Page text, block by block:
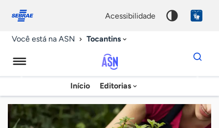
conosco
acessibilidade
Você está na ASN Tocantins
Agência
Sebrae
de
Início Editorias
Dados
para
chave